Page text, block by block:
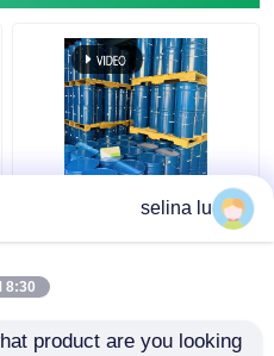
رزین اپوکسی پلی اورتان
دو جزئی برای مقاومت در
selina lu
8:30 AM
product are you looking